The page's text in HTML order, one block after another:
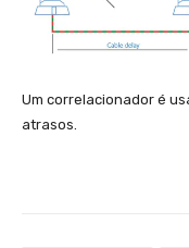
Um correlacionador é
atrasos.